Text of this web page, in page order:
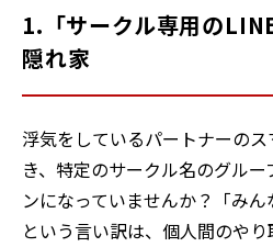
1.「サークル専用の
隠れ家
浮気をしているパートナーの
き、特定のサークル名のグル
ンになっていませんか？「みん
という言い訳は、個人間のや